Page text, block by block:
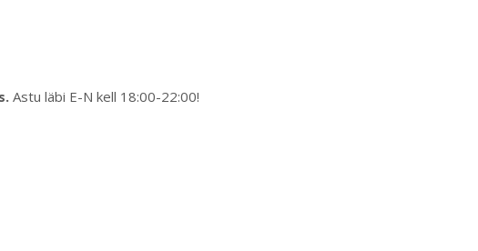
Astu läbi E-N kell 18:00-22:00!